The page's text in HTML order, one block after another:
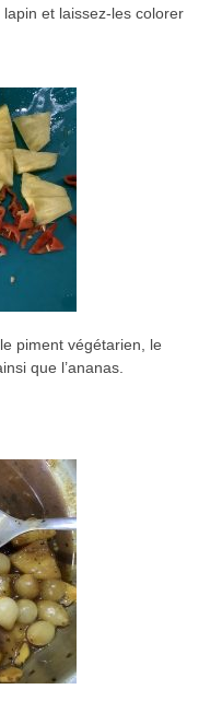
et laissez-les colorer
piment végétarien, le
que l’ananas.